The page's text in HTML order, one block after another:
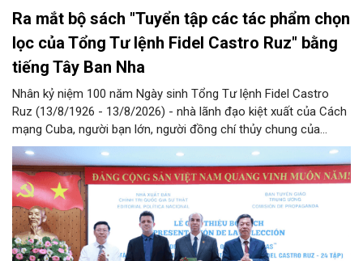
Ra mắt bộ sách "Tuyển tập các tác phẩm chọn
lọc của Tổng Tư lệnh Fidel Castro Ruz" bằng
tiếng Tây Ban Nha
Nhân kỷ niệm 100 năm Ngày sinh Tổng Tư lệnh Fidel Castro
Ruz (13/8/1926 - 13/8/2026) - nhà lãnh đạo kiệt xuất của Cách
mạng Cuba, người bạn lớn, người đồng chí thủy chung của
Đảng, Nhà nước và nhân dân Việt Nam, chiều 5/8, tại Hà Nội,
Nhà xuất bản Chính trị quốc gia Sự thật phối hợp với Ban Tuyên
giáo Trung ương tổ chức Lễ giới thiệu bộ sách “Tuyển tập các
tác phẩm chọn lọc của Tổng Tư lệnh Fidel Castro Ruz” gồm 24
tập bằng tiếng Tây Ban Nha.